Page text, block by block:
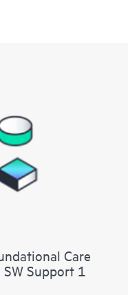
Care
Support 1